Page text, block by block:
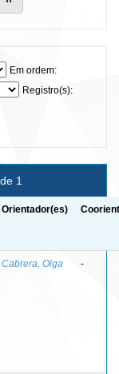
Em ordem:
Registro(s):
1
Orientador(es)
Cabrera, Olga -